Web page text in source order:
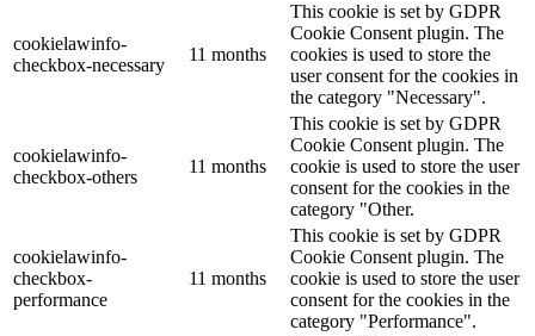
cookielawinfo-
checkbox-necessary
11 months
This cookie is set by GDPR
Cookie Consent plugin. The
cookies is used to store the
user consent for the cookies in
the category "Necessary".
cookielawinfo-
checkbox-others
11 months
This cookie is set by GDPR
Cookie Consent plugin. The
cookie is used to store the user
consent for the cookies in the
category "Other.
cookielawinfo-
checkbox-
performance
11 months
This cookie is set by GDPR
Cookie Consent plugin. The
cookie is used to store the user
consent for the cookies in the
category "Performance".